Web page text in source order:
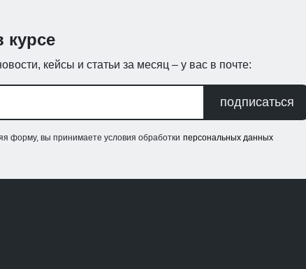
курсе
кейсы и статьи за месяц – у вас в почте:
подписаться
форму, вы принимаете условия обработки персональных данных